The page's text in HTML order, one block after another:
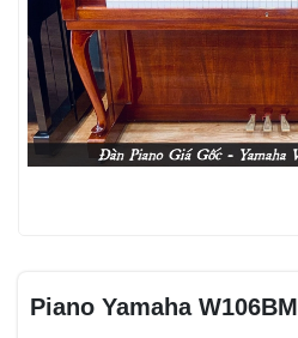
Piano Yamaha W106BM